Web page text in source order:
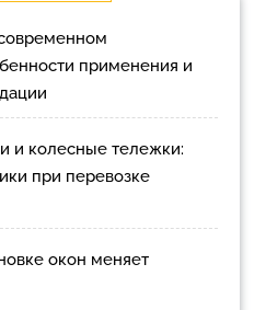
применения и
и колесные тележки:
при перевозке
окон меняет